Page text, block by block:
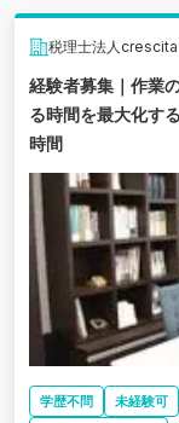
税理士法人crescita
経験者募集｜作業
る時間を最大化す
時間
学歴不問 未経験可